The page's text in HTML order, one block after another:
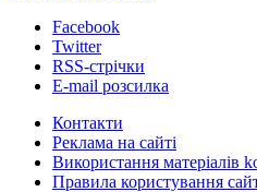
Facebook
Twitter
RSS-стрічки
E-mail розсилка
Контакти
Реклама на сайті
Використання матеріалів
Правила користування